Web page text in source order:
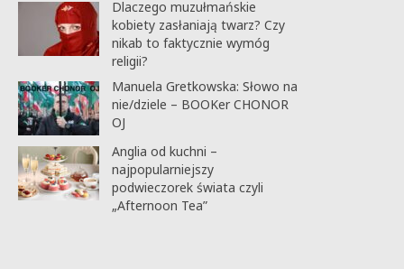
Dlaczego muzułmańskie
kobiety zasłaniają twarz? Czy
nikab to faktycznie wymóg
religii?
Manuela Gretkowska: Słowo na
nie/dziele – BOOKer CHONOR
OJ
Anglia od kuchni –
najpopularniejszy
podwieczorek świata czyli
„Afternoon Tea”